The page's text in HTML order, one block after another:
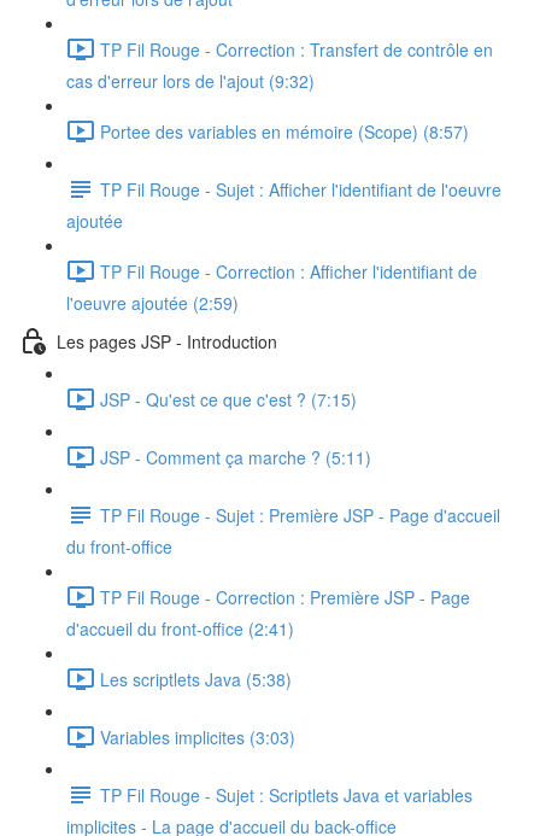
TP Fil Rouge - Correction : Transfert de contrôle en
cas d'erreur lors de l'ajout (9:32)
Portee des variables en mémoire (Scope) (8:57)
TP Fil Rouge - Sujet : Afficher l'identifiant de l'oeuvre
ajoutée
TP Fil Rouge - Correction : Afficher l'identifiant de
l'oeuvre ajoutée (2:59)
Les pages JSP - Introduction
JSP - Qu'est ce que c'est ? (7:15)
JSP - Comment ça marche ? (5:11)
TP Fil Rouge - Sujet : Première JSP - Page d'accueil
du front-office
TP Fil Rouge - Correction : Première JSP - Page
d'accueil du front-office (2:41)
Les scriptlets Java (5:38)
Variables implicites (3:03)
TP Fil Rouge - Sujet : Scriptlets Java et variables
implicites - La page d'accueil du back-office